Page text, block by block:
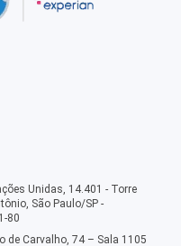
Unidas, 14.401 - Torre
São Paulo/SP -
80
de Carvalho, 74 – Sala 1105